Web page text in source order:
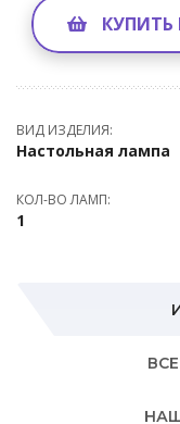
КУПИТЬ
ВИД ИЗДЕЛИЯ:
Настольная лампа
КОЛ-ВО ЛАМП:
1